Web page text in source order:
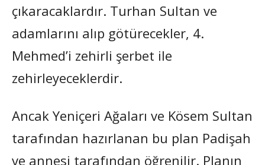
çıkaracaklardır. Turhan Sultan ve
adamlarını alıp götürecekler, 4.
Mehmed’i zehirli şerbet ile
zehirleyeceklerdir.
Ancak Yeniçeri Ağaları ve Kösem Sultan
tarafından hazırlanan bu plan Padişah
ve annesi tarafından öğrenilir. Planın